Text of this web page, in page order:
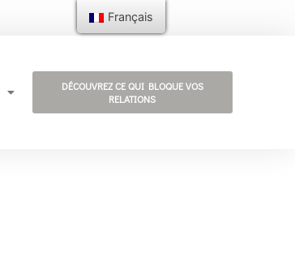
DÉCOUVREZ CE QUI BLOQUE VOS
RELATIONS
Français